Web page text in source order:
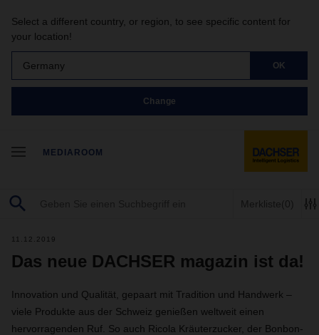
Select a different country, or region, to see specific content for
your location!
Germany OK
Change
MEDIAROOM
Merkliste(0)
11.12.2019
Das neue DACHSER magazin ist da!
Innovation und Qualität, gepaart mit Tradition und Handwerk –
viele Produkte aus der Schweiz genießen weltweit einen
hervorragenden Ruf. So auch Ricola Kräuterzucker, der Bonbon-